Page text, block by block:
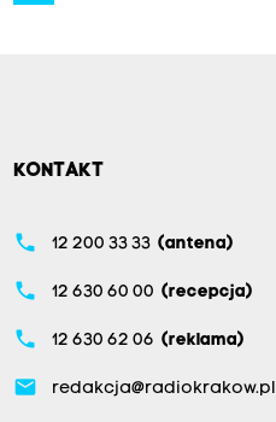
KONTAKT
phone 12 200 33 33 (antena)
phone 12 630 60 00 (recepcja)
phone 12 630 62 06 (reklama)
email redakcja@radiokrakow.pl